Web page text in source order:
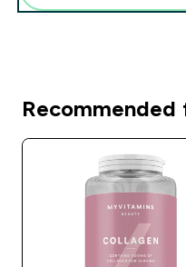
Recommended